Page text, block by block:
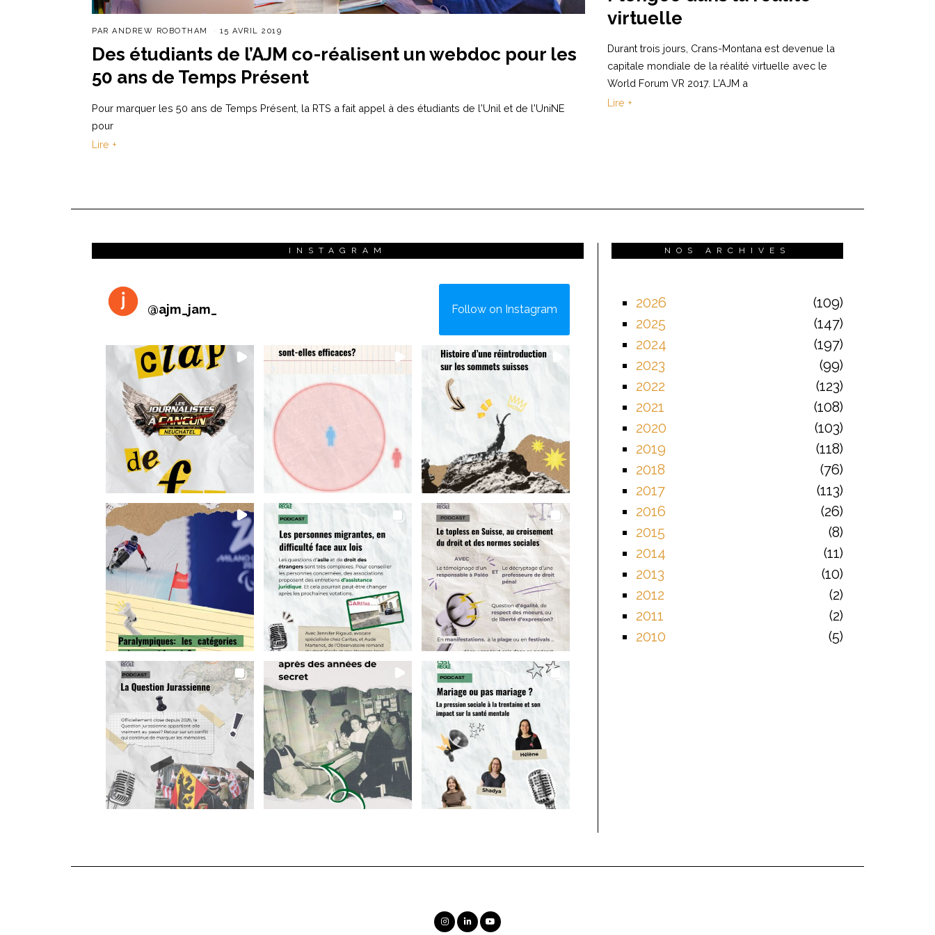
PAR ANDREW ROBOTHAM 15 AVRIL 2019
Des étudiants de l’AJM co-réalisent un webdoc pour les
50 ans de Temps Présent
Pour marquer les 50 ans de Temps Présent, la RTS a fait appel à des étudiants de l'Unil et de l'UniNE
pour
Lire +
virtuelle
Durant trois jours, Crans-Montana est devenue la
capitale mondiale de la réalité virtuelle avec le
World Forum VR 2017. L'AJM a
Lire +
INSTAGRAM
@ajm_jam_ Follow on Instagram
NOS ARCHIVES
2026
109
2025
147
2024
197
2023
99
2022
123
2021
108
2020
103
2019
118
2018
76
2017
113
2016
26
2015
8
2014
11
2013
10
2012
2
2011
2
2010
5